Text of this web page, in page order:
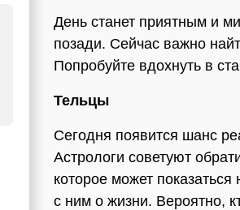
День станет приятным и
позади. Сейчас важно
Попробуйте вдохнуть в
Тельцы
Сегодня появится шанс
Астрологи советуют
которое может
с ним о жизни. Вероятно,